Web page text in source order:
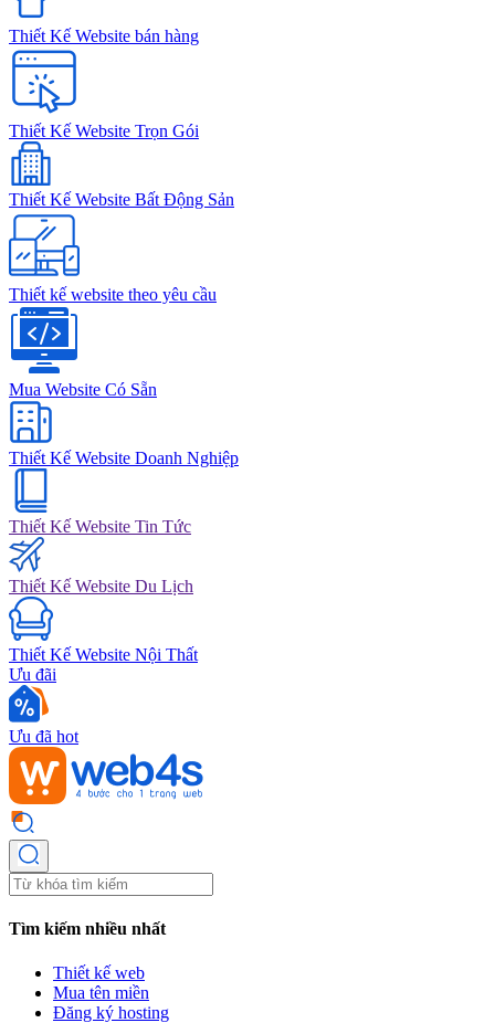
Thiết Kế Website bán hàng
Thiết Kế Website Trọn Gói
Thiết Kế Website Bất Động Sản
Thiết kế website theo yêu cầu
Mua Website Có Sẵn
Thiết Kế Website Doanh Nghiệp
Thiết Kế Website Tin Tức
Thiết Kế Website Du Lịch
Thiết Kế Website Nội Thất
Ưu đãi
Ưu đã hot
Tìm kiếm nhiều nhất
Thiết kế web
Mua tên miền
Đăng ký hosting